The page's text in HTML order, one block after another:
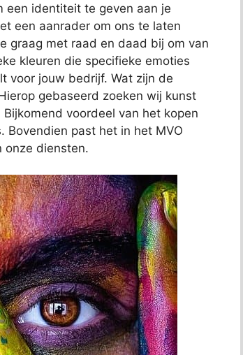
een identiteit te geven aan je
een aanrader om ons te laten
graag met raad en daad bij om van
kleuren die specifieke emoties
voor jouw bedrijf. Wat zijn de
gebaseerd zoeken wij kunst
voordeel van het kopen
past het in het MVO
onze diensten.